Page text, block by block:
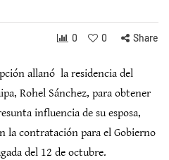
0 0 Share
allanó la residencia del
Rohel Sánchez, para obtener
influencia de su esposa,
la contratación para el Gobierno
del 12 de octubre.